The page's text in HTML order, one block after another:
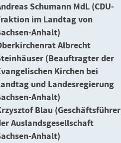
Schumann MdL (CDU-
im Landtag von
Anhalt)
Albrecht
(Beauftragter der
Kirchen bei
und Landesregierung
Anhalt)
Blau (Geschäftsführer
Auslandsgesellschaft
Anhalt)